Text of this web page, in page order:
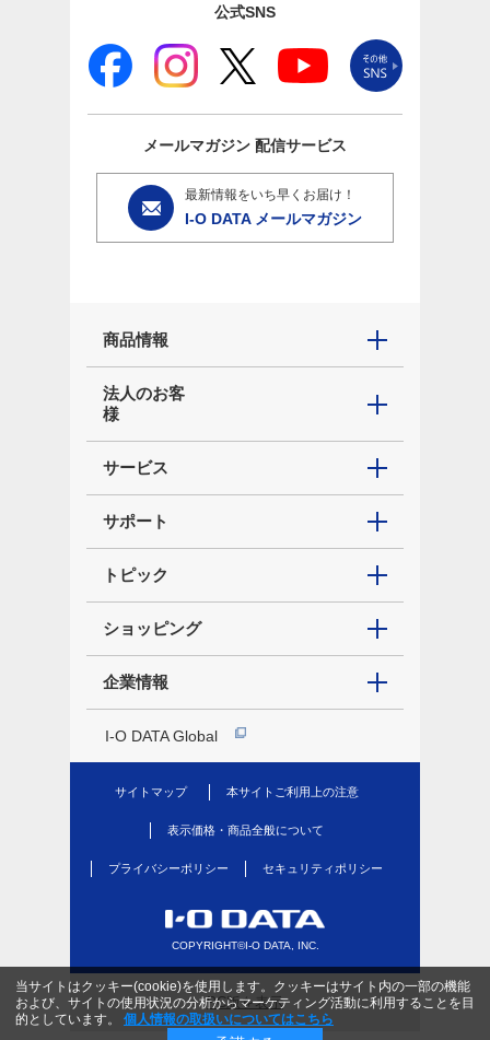
公式SNS
メールマガジン 配信サービス
最新情報をいち早くお届け！
I-O DATA メールマガジン
商品情報
法人のお客
様
サービス
サポート
トピック
ショッピング
企業情報
I-O DATA Global
サイトマップ 本サイトご利用上の注意
表示価格・商品全般について
プライバシーポリシー セキュリティポリシー
COPYRIGHT©I-O DATA, INC.
当サイトはクッキー(cookie)を使用します。クッキーはサイト内の一部の機能
および、サイトの使用状況の分析からマーケティング活動に利用することを目
的としています。
個人情報の取扱いについてはこちら
PC版を表示